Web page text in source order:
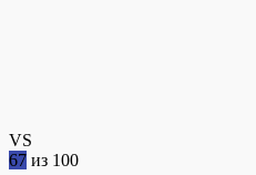
VS
67 из 100